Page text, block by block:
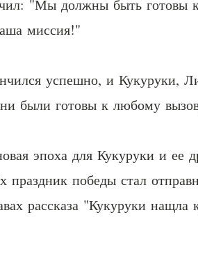
"Мы должны быть готовы
миссия!"
успешно, и Кукуруки,
были готовы к любому
эпоха для Кукуруки и ее
праздник победы стал
рассказа "Кукуруки нащла